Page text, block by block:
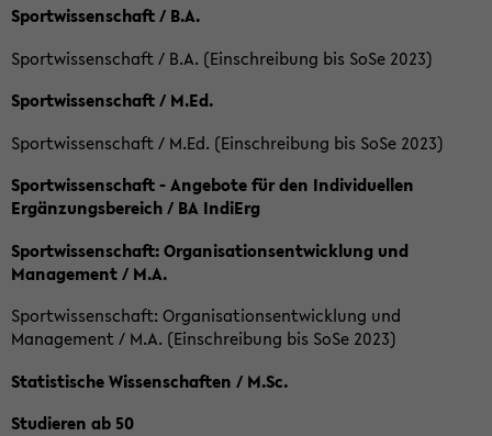
Sportwissenschaft / B.A.
Sportwissenschaft / B.A. (Einschreibung bis SoSe 2023)
Sportwissenschaft / M.Ed.
Sportwissenschaft / M.Ed. (Einschreibung bis SoSe 2023)
Sportwissenschaft - Angebote für den Individuellen
Ergänzungsbereich / BA IndiErg
Sportwissenschaft: Organisationsentwicklung und
Management / M.A.
Sportwissenschaft: Organisationsentwicklung und
Management / M.A. (Einschreibung bis SoSe 2023)
Statistische Wissenschaften / M.Sc.
Studieren ab 50